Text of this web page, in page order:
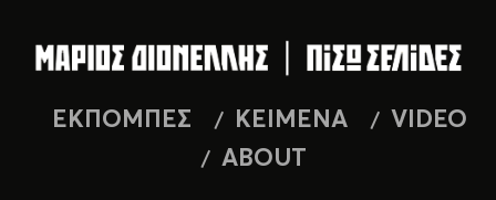
ΕΚΠΟΜΠΕΣ ΚΕΙΜΕΝΑ
VIDEO
ABOUT